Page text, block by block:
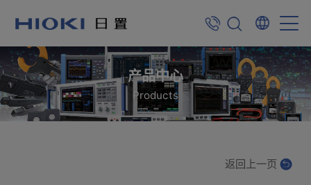
产品中心
Products
返回上一页